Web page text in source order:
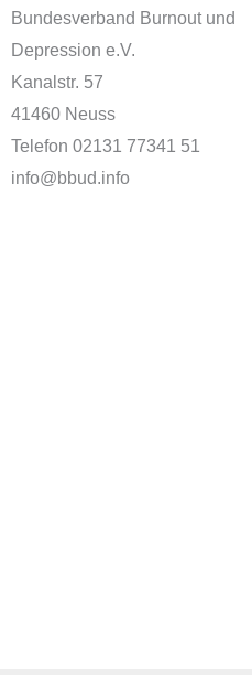
Bundesverband Burnout und
Depression e.V.
Kanalstr. 57
41460 Neuss
Telefon 02131 77341 51
info@bbud.info